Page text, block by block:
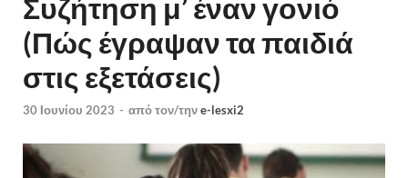
Συζήτηση μ’ έναν γονιό
(Πώς έγραψαν τα παιδιά
στις εξετάσεις)
30 Ιουνίου 2023 - από τον/τηνe-lesxi2